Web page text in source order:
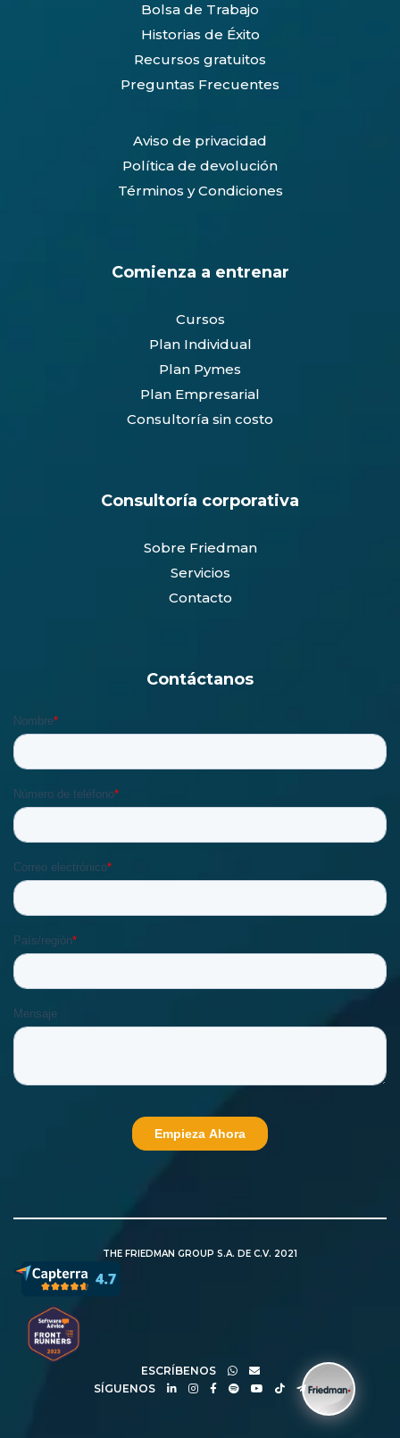
Bolsa de Trabajo
Historias de Éxito
Recursos gratuitos
Preguntas Frecuentes
Aviso de privacidad
Política de devolución
Términos y Condiciones
Comienza a entrenar
Cursos
Plan Individual
Plan Pymes
Plan Empresarial
Consultoría sin costo
Consultoría corporativa
Sobre Friedman
Servicios
Contacto
Contáctanos
THE FRIEDMAN GROUP S.A. DE C.V. 2021
ESCRÍBENOS
SÍGUENOS